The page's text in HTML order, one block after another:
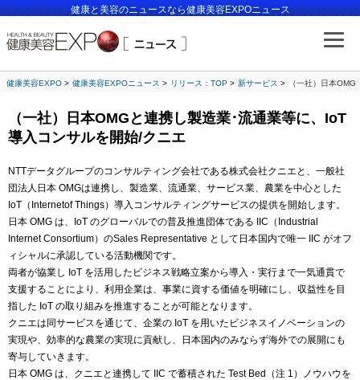
健康と美容のニュースなら健康美容EXPOニュース
健康美容EXPO 健康美容EXPOニュース リリース：TOP 新サービス （一社）日本
（一社）日本OMGと連携し製造業･流通業等に、IoT
導入コンサルを開始/クニエ
NTTデータグループのコンサルティング会社である株式会社クニエと、一般社
団法人日本 OMGは連携し、製造業、流通業、サービス業、農業を中心とした
IoT（Internetof Things）導入コンサルティングサービスの提供を開始します。
日本 OMG は、IoT のグローバルでの普及推進団体である IIC（Industrial
Internet Consortium）のSales Representative として日本国内で唯一 IIC がオフ
ィシャルに承認している活動機関です。
両者が協業し IoT を活用したビジネス戦略立案から導入・実行まで一気通貫で
支援することにより、利用企業は、事業に資する価値を明確にし、収益性を目
指した IoT の取り組みを推進することが可能となります。
クニエは同サービスを通じて、企業の IoT を用いたビジネスイノベーションの
実現や、効率的な農業の実現に貢献し、日本国内のみならず海外での展開にも
寄与していきます。
日本 OMG は、クニエと連携して IIC で蓄積された Test Bed（注 1）ノウハウを